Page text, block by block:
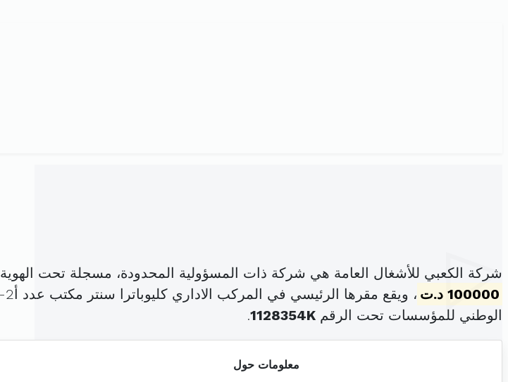
شركة الكعبي للأشغال العامة هي شركة ذات المسؤولية المحدودة، مسجلة تحت الهوية
100000 د.ت
، ويقع مقرها الرئيسي في المركب الاداري كليوباترا سنتر مكتب عدد أ2-7 المركز العمراني الشمالي المنزه (
الوطني للمؤسسات تحت الرقم 1128354K
.
معلومات حول